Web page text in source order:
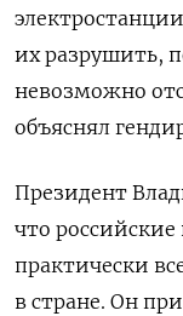
их разрушить,
невозможно
объяснял
Президент
что
практически
в стране. Он